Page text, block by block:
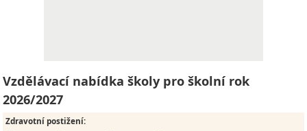
Vzdělávací nabídka školy pro školní rok
2026/2027
Zdravotní postižení: